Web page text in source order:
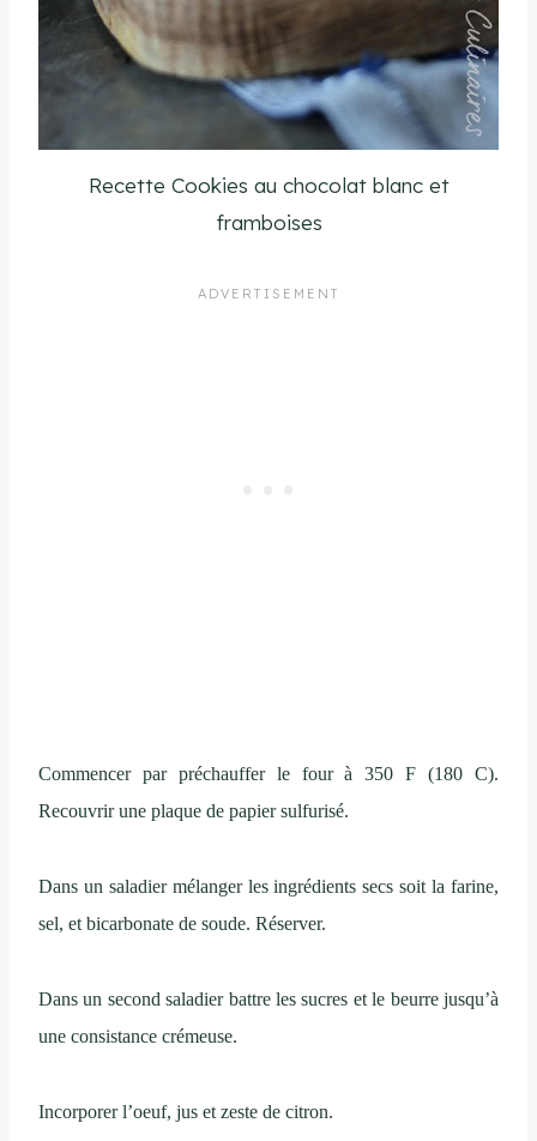
Recette Cookies au chocolat blanc et
framboises
Commencer par préchauffer le four à 350 F (180 C).
Recouvrir une plaque de papier sulfurisé.
Dans un saladier mélanger les ingrédients secs soit la farine,
sel, et bicarbonate de soude. Réserver.
Dans un second saladier battre les sucres et le beurre jusqu’à
une consistance crémeuse.
Incorporer l’oeuf, jus et zeste de citron.